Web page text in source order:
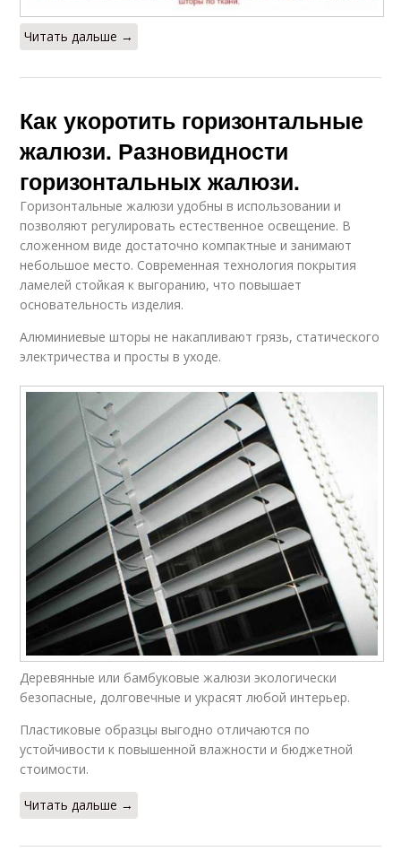
Читать дальше →
Как укоротить горизонтальные
жалюзи. Разновидности
горизонтальных жалюзи.
Горизонтальные жалюзи удобны в использовании и
позволяют регулировать естественное освещение. В
сложенном виде достаточно компактные и занимают
небольшое место. Современная технология покрытия
ламелей стойкая к выгоранию, что повышает
основательность изделия.
Алюминиевые шторы не накапливают грязь, статического
электричества и просты в уходе.
Деревянные или бамбуковые жалюзи экологически
безопасные, долговечные и украсят любой интерьер.
Пластиковые образцы выгодно отличаются по
устойчивости к повышенной влажности и бюджетной
стоимости.
Читать дальше →